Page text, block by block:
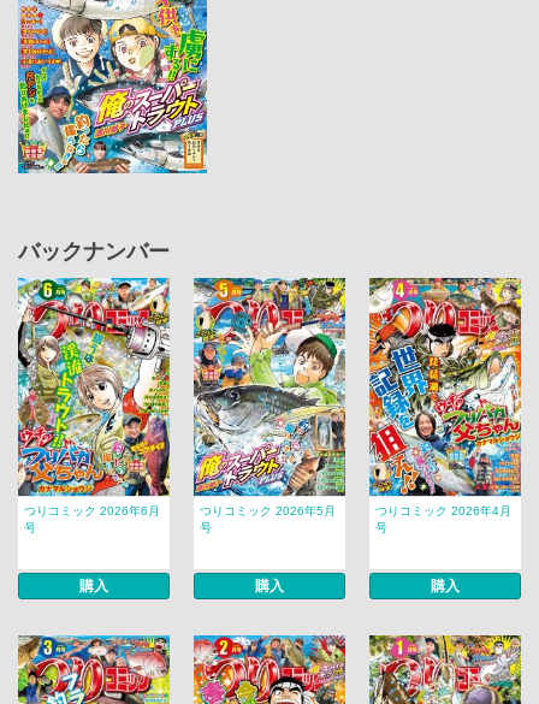
バックナンバー
つりコミック 2026年6月
号
購入
つりコミック 2026年5月
号
購入
つりコミック 2026年4月
号
購入